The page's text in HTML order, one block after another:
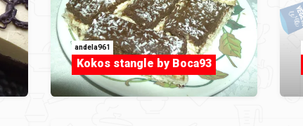
andela961
Kokos stangle by Boca93